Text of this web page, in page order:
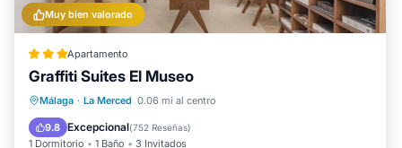
Muy bien valorado
Apartamento
Graffiti Suites El Museo
Málaga · La Merced 0.06 mi al centro
9.8 Excepcional(752 Reseñas)
1 Dormitorio 1 Baño 3 Invitados
Vista al mar Vistas
Aire acondicionado